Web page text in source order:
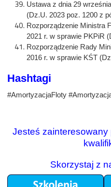
Ustawa z dnia 29
(Dz.U. 2023 poz. 1200 z
Rozporządzenie Ministra
2021 r. w sprawie PKPiR
Rozporządzenie Rady
2016 r. w sprawie KŚT
Hashtagi
#AmortyzacjaFloty
Jesteś
Skorzystaj z